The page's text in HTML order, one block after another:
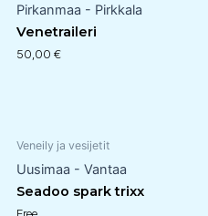
Pirkanmaa - Pirkkala
Venetraileri
50,00 €
Veneily ja vesijetit
Uusimaa - Vantaa
Seadoo spark trixx